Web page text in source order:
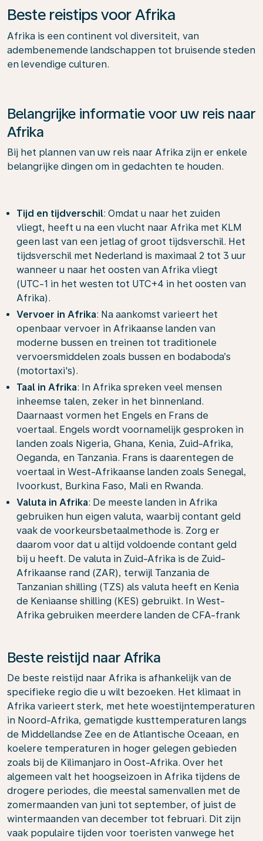
Beste reistips voor Afrika
Afrika is een continent vol diversiteit, van
adembenemende landschappen tot bruisende steden
en levendige culturen.
Belangrijke informatie voor uw reis naar
Afrika
Bij het plannen van uw reis naar Afrika zijn er enkele
belangrijke dingen om in gedachten te houden.
Tijd en tijdverschil: Omdat u naar het zuiden
vliegt, heeft u na een vlucht naar Afrika met KLM
geen last van een jetlag of groot tijdsverschil. Het
tijdsverschil met Nederland is maximaal 2 tot 3 uur
wanneer u naar het oosten van Afrika vliegt
(UTC-1 in het westen tot UTC+4 in het oosten van
Afrika).
Vervoer in Afrika: Na aankomst varieert het
openbaar vervoer in Afrikaanse landen van
moderne bussen en treinen tot traditionele
vervoersmiddelen zoals bussen en bodaboda’s
(motortaxi's).
Taal in Afrika: In Afrika spreken veel mensen
inheemse talen, zeker in het binnenland.
Daarnaast vormen het Engels en Frans de
voertaal. Engels wordt voornamelijk gesproken in
landen zoals Nigeria, Ghana, Kenia, Zuid-Afrika,
Oeganda, en Tanzania. Frans is daarentegen de
voertaal in West-Afrikaanse landen zoals Senegal,
Ivoorkust, Burkina Faso, Mali en Rwanda.
Valuta in Afrika: De meeste landen in Afrika
gebruiken hun eigen valuta, waarbij contant geld
vaak de voorkeursbetaalmethode is. Zorg er
daarom voor dat u altijd voldoende contant geld
bij u heeft. De valuta in Zuid-Afrika is de Zuid-
Afrikaanse rand (ZAR), terwijl Tanzania de
Tanzanian shilling (TZS) als valuta heeft en Kenia
de Keniaanse shilling (KES) gebruikt. In West-
Afrika gebruiken meerdere landen de CFA-frank
Beste reistijd naar Afrika
De beste reistijd naar Afrika is afhankelijk van de
specifieke regio die u wilt bezoeken. Het klimaat in
Afrika varieert sterk, met hete woestijntemperaturen
in Noord-Afrika, gematigde kusttemperaturen langs
de Middellandse Zee en de Atlantische Oceaan, en
koelere temperaturen in hoger gelegen gebieden
zoals bij de Kilimanjaro in Oost-Afrika. Over het
algemeen valt het hoogseizoen in Afrika tijdens de
drogere periodes, die meestal samenvallen met de
zomermaanden van juni tot september, of juist de
wintermaanden van december tot februari. Dit zijn
vaak populaire tijden voor toeristen vanwege het